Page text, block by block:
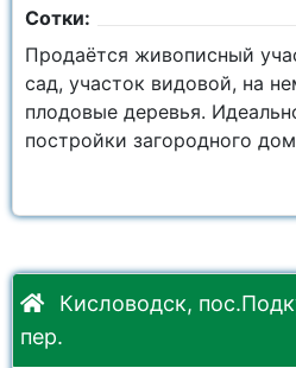
Сотки:
Продаётся живописный
сад, участок видовой, на
плодовые деревья.
постройки загородного
Кисловодск,
пер.